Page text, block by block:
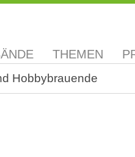
THEMEN
Hobbybrauende